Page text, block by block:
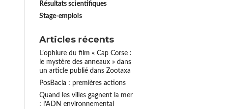
Résultats scientifiques
Stage-emplois
Articles récents
L’ophiure du film « Cap Corse :
le mystère des anneaux » dans
un article publié dans Zootaxa
PosBacia : premières actions
Quand les villes gagnent la mer
: l’ADN environnemental